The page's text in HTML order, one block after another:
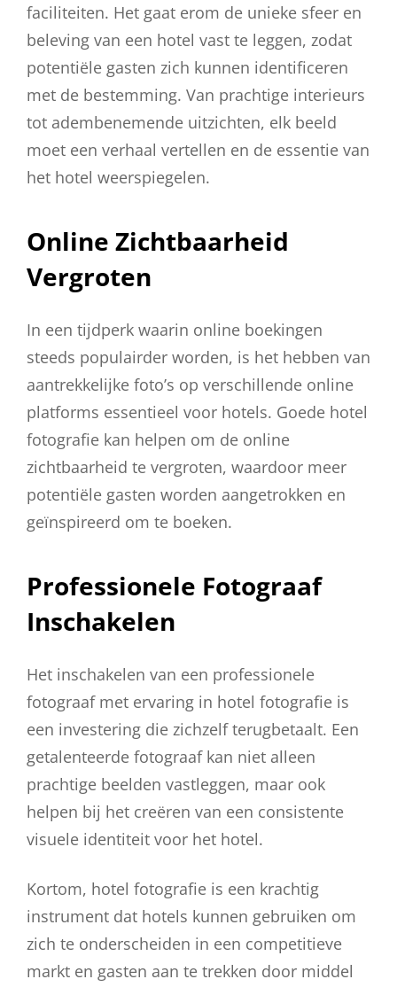
faciliteiten. Het gaat erom de unieke sfeer en
beleving van een hotel vast te leggen, zodat
potentiële gasten zich kunnen identificeren
met de bestemming. Van prachtige interieurs
tot adembenemende uitzichten, elk beeld
moet een verhaal vertellen en de essentie van
het hotel weerspiegelen.
Online Zichtbaarheid
Vergroten
In een tijdperk waarin online boekingen
steeds populairder worden, is het hebben van
aantrekkelijke foto’s op verschillende online
platforms essentieel voor hotels. Goede hotel
fotografie kan helpen om de online
zichtbaarheid te vergroten, waardoor meer
potentiële gasten worden aangetrokken en
geïnspireerd om te boeken.
Professionele Fotograaf
Inschakelen
Het inschakelen van een professionele
fotograaf met ervaring in hotel fotografie is
een investering die zichzelf terugbetaalt. Een
getalenteerde fotograaf kan niet alleen
prachtige beelden vastleggen, maar ook
helpen bij het creëren van een consistente
visuele identiteit voor het hotel.
Kortom, hotel fotografie is een krachtig
instrument dat hotels kunnen gebruiken om
zich te onderscheiden in een competitieve
markt en gasten aan te trekken door middel